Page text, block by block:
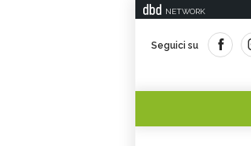
NETWORK
Seguici su